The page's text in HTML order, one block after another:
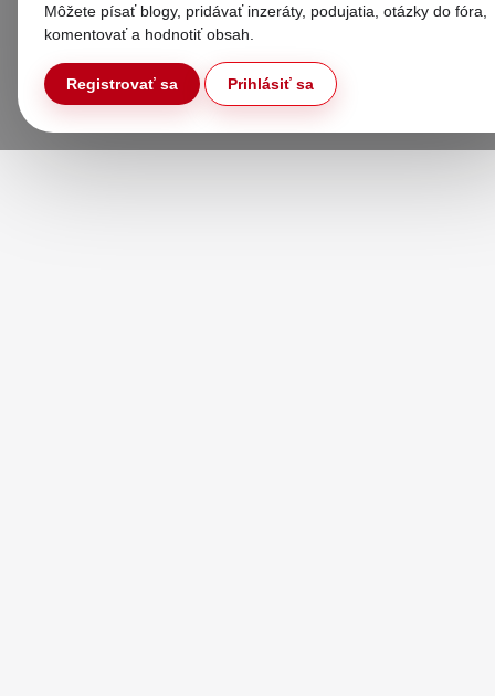
Môžete písať blogy, pridávať inzeráty, podujatia, otázky do fóra,
komentovať a hodnotiť obsah.
Registrovať sa Prihlásiť sa